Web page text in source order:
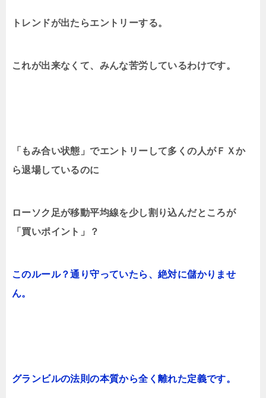
トレンドが出たらエントリーする。
これが出来なくて、みんな苦労しているわけです。
「もみ合い状態」でエントリーして多くの人がＦＸか
ら退場しているのに
ローソク足が移動平均線を少し割り込んだところが
「買いポイント」？
このルール？通り守っていたら、絶対に儲かりませ
ん。
グランビルの法則の本質から全く離れた定義です。